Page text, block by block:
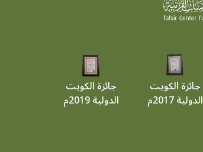
جائزة الكويت
الدولية 2017م
جائزة الكويت
الدولية 2019م